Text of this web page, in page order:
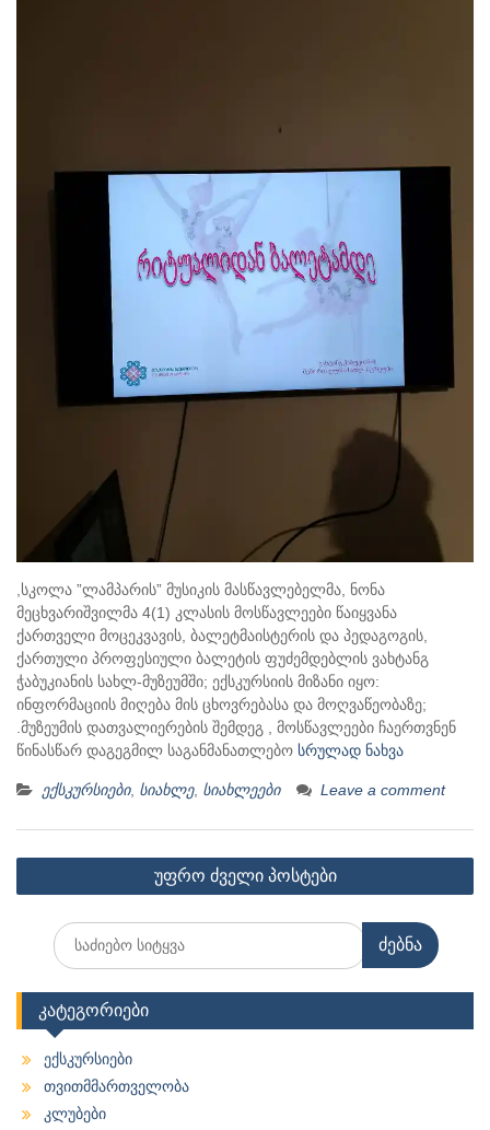
,სკოლა ”ლამპარის” მუსიკის მასწავლებელმა, ნონა
მეცხვარიშვილმა 4(1) კლასის მოსწავლეები წაიყვანა
ქართველი მოცეკვავის, ბალეტმაისტერის და პედაგოგის,
ქართული პროფესიული ბალეტის ფუძემდებლის ვახტანგ
ჭაბუკიანის სახლ-მუზეუმში; ექსკურსიის მიზანი იყო:
ინფორმაციის მიღება მის ცხოვრებასა და მოღვაწეობაზე;
.მუზეუმის დათვალიერების შემდეგ , მოსწავლეები ჩაერთვნენ
წინასწარ დაგეგმილ საგანმანათლებო სრულად ნახვა
ექსკურსიები, სიახლე, სიახლეები Leave a comment
პოსტების
ნავიგაცია
უფრო ძველი პოსტები
Search
for:
კატეგორიები
ექსკურსიები
თვითმმართველობა
კლუბები